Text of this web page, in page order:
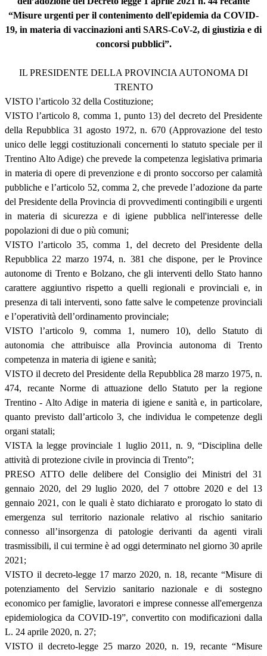
“Misure urgenti per il contenimento dell'epidemia da COVID-
19, in materia di vaccinazioni anti SARS-CoV-2, di giustizia e di
concorsi pubblici”.
IL PRESIDENTE DELLA PROVINCIA AUTONOMA DI
TRENTO
VISTO l’articolo 32 della Costituzione;
VISTO l’articolo 8, comma 1, punto 13) del decreto del Presidente
della Repubblica 31 agosto 1972, n. 670 (Approvazione del testo
unico delle leggi costituzionali concernenti lo statuto speciale per il
Trentino Alto Adige) che prevede la competenza legislativa primaria
in materia di opere di prevenzione e di pronto soccorso per calamità
pubbliche e l’articolo 52, comma 2, che prevede l’adozione da parte
del Presidente della Provincia di provvedimenti contingibili e urgenti
in materia di sicurezza e di igiene pubblica nell'interesse delle
popolazioni di due o più comuni;
VISTO l’articolo 35, comma 1, del decreto del Presidente della
Repubblica 22 marzo 1974, n. 381 che dispone, per le Province
autonome di Trento e Bolzano, che gli interventi dello Stato hanno
carattere aggiuntivo rispetto a quelli regionali e provinciali e, in
presenza di tali interventi, sono fatte salve le competenze provinciali
e l’operatività dell’ordinamento provinciale;
VISTO l’articolo 9, comma 1, numero 10), dello Statuto di
autonomia che attribuisce alla Provincia autonoma di Trento
competenza in materia di igiene e sanità;
VISTO il decreto del Presidente della Repubblica 28 marzo 1975, n.
474, recante Norme di attuazione dello Statuto per la regione
Trentino - Alto Adige in materia di igiene e sanità e, in particolare,
quanto previsto dall’articolo 3, che individua le competenze degli
organi statali;
VISTA la legge provinciale 1 luglio 2011, n. 9, “Disciplina delle
attività di protezione civile in provincia di Trento”;
PRESO ATTO delle delibere del Consiglio dei Ministri del 31
gennaio 2020, del 29 luglio 2020, del 7 ottobre 2020 e del 13
gennaio 2021, con le quali è stato dichiarato e prorogato lo stato di
emergenza sul territorio nazionale relativo al rischio sanitario
connesso all’insorgenza di patologie derivanti da agenti virali
trasmissibili, il cui termine è ad oggi determinato nel giorno 30 aprile
2021;
VISTO il decreto-legge 17 marzo 2020, n. 18, recante “Misure di
potenziamento del Servizio sanitario nazionale e di sostegno
economico per famiglie, lavoratori e imprese connesse all'emergenza
epidemiologica da COVID-19”, convertito con modificazioni dalla
L. 24 aprile 2020, n. 27;
VISTO il decreto-legge 25 marzo 2020, n. 19, recante “Misure